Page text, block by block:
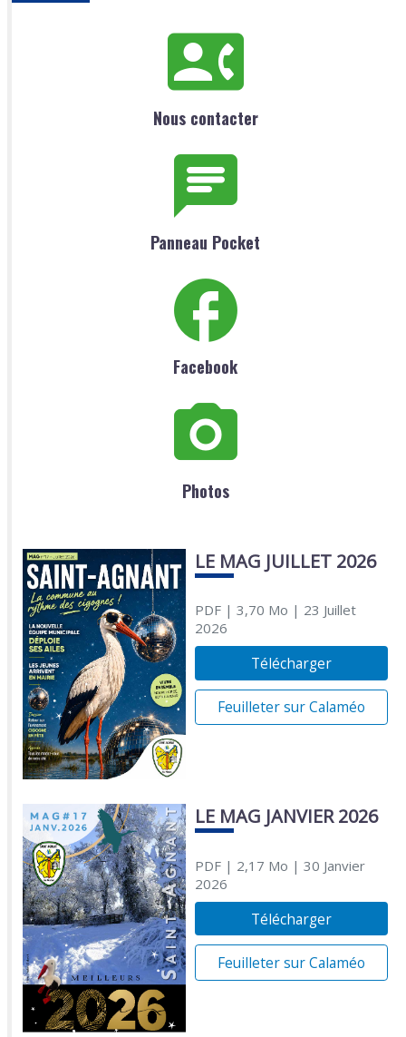
Nous contacter
Panneau Pocket
Facebook
Photos
LE MAG JUILLET 2026
PDF| 3,70 Mo | 23 Juillet
2026
Télécharger
Feuilleter sur Calaméo
LE MAG JANVIER 2026
PDF| 2,17 Mo | 30 Janvier
2026
Télécharger
Feuilleter sur Calaméo